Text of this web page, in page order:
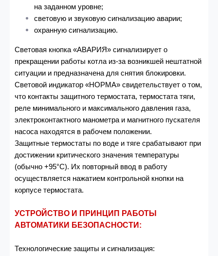
на заданном уровне;
световую и звуковую сигнализацию аварии;
охранную сигнализацию.
Световая кнопка «АВАРИЯ» сигнализирует о
прекращении работы котла из-за возникшей нештатной
ситуации и предназначена для снятия блокировки.
Световой индикатор «НОРМА» свидетельствует о том,
что контакты защитного термостата, термостата тяги,
реле минимального и максимального давления газа,
электроконтактного манометра и магнитного пускателя
насоса находятся в рабочем положении.
Защитные термостаты по воде и тяге срабатывают при
достижении критического значения температуры
(обычно +95°С). Их повторный ввод в работу
осуществляется нажатием контрольной кнопки на
корпусе термостата.
УСТРОЙСТВО И ПРИНЦИП РАБОТЫ
АВТОМАТИКИ БЕЗОПАСНОСТИ:
Технологические защиты и сигнализация: